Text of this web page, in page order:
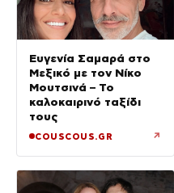
Ευγενία Σαμαρά στο
Μεξικό με τον Νίκο
Μουτσινά – Το
καλοκαιρινό ταξίδι
τους
COUSCOUS.GR ↗